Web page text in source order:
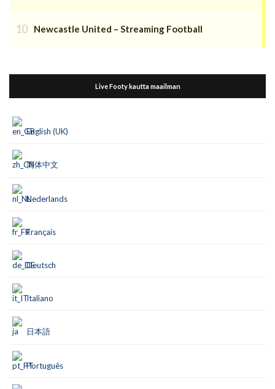
Newcastle United – Streaming Football
Live Footy kautta maailman
English (UK)
简体中文
Nederlands
Français
Deutsch
Italiano
日本語
Português